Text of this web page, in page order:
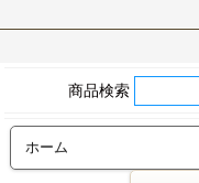
商品検索
ホーム